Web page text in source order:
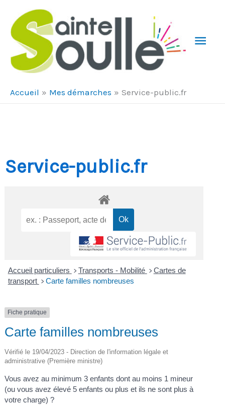
Accueil Mes démarches Service-public.fr
Service-public.fr
Accueil particuliers > Transports - Mobilité > Cartes de
transport > Carte familles nombreuses
Fiche pratique
Carte familles nombreuses
Vérifié le 19/04/2023 - Direction de l'information légale et
administrative (Première ministre)
Vous avez au minimum 3 enfants dont au moins 1 mineur
(ou vous avez élevé 5 enfants ou plus et ils ne sont plus à
votre charge) ?